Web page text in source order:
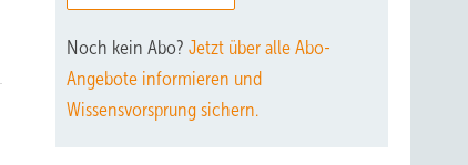
Noch kein Abo? Jetzt über alle Abo-
Angebote informieren und
Wissensvorsprung sichern.